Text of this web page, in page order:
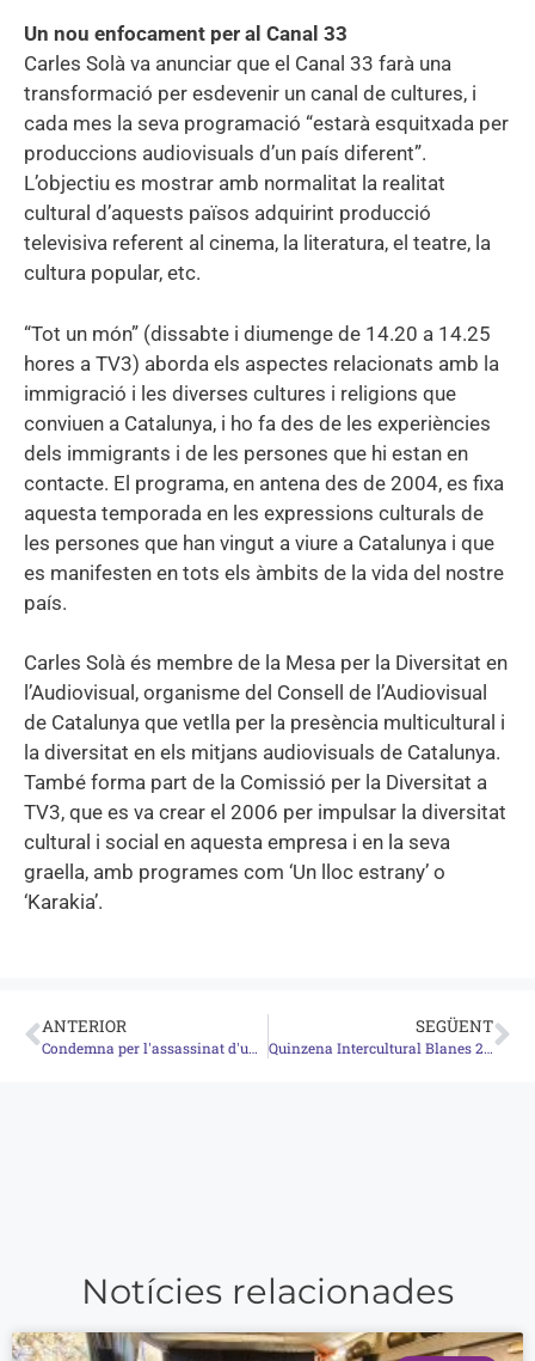
Un nou enfocament per al Canal 33
Carles Solà va anunciar que el Canal 33 farà una
transformació per esdevenir un canal de cultures, i
cada mes la seva programació “estarà esquitxada per
produccions audiovisuals d’un país diferent”.
L’objectiu es mostrar amb normalitat la realitat
cultural d’aquests països adquirint producció
televisiva referent al cinema, la literatura, el teatre, la
cultura popular, etc.
“Tot un món” (dissabte i diumenge de 14.20 a 14.25
hores a TV3) aborda els aspectes relacionats amb la
immigració i les diverses cultures i religions que
conviuen a Catalunya, i ho fa des de les experiències
dels immigrants i de les persones que hi estan en
contacte. El programa, en antena des de 2004, es fixa
aquesta temporada en les expressions culturals de
les persones que han vingut a viure a Catalunya i que
es manifesten en tots els àmbits de la vida del nostre
país.
Carles Solà és membre de la Mesa per la Diversitat en
l’Audiovisual, organisme del Consell de l’Audiovisual
de Catalunya que vetlla per la presència multicultural i
la diversitat en els mitjans audiovisuals de Catalunya.
També forma part de la Comissió per la Diversitat a
TV3, que es va crear el 2006 per impulsar la diversitat
cultural i social en aquesta empresa i en la seva
graella, amb programes com ‘Un lloc estrany’ o
‘Karakia’.
ANTERIOR
Condemna per l'assassinat d'una mare a Salt
SEGÜENT
Quinzena Intercultural Blanes 2010
Notícies relacionades